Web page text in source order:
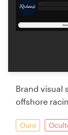
Brand visual
offshore
Ouro